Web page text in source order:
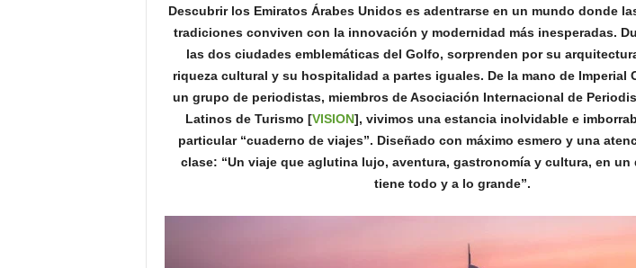
Descubrir los Emiratos Árabes Unidos es adentrarse en un mundo donde
tradiciones conviven con la innovación y modernidad más inesperadas.
las dos ciudades emblemáticas del Golfo, sorprenden por su
riqueza cultural y su hospitalidad a partes iguales. De la mano de Imperial
un grupo de periodistas, miembros de Asociación Internacional de
Latinos de Turismo [VISION], vivimos una estancia inolvidable e
particular “cuaderno de viajes”. Diseñado con máximo esmero y una
clase: “Un viaje que aglutina lujo, aventura, gastronomía y cultura, en un
tiene todo y a lo grande”.